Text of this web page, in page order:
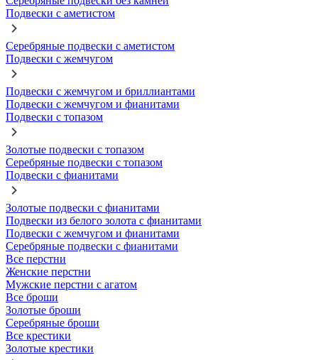
Подвески с аметистом
Серебряные подвески с аметистом
Подвески с жемчугом
Подвески с жемчугом и бриллиантами
Подвески с жемчугом и фианитами
Подвески с топазом
Золотые подвески с топазом
Серебряные подвески с топазом
Подвески с фианитами
Золотые подвески с фианитами
Подвески из белого золота с фианитами
Подвески с жемчугом и фианитами
Серебряные подвески с фианитами
Все перстни
Женские перстни
Мужские перстни с агатом
Все броши
Золотые броши
Серебряные броши
Все крестики
Золотые крестики